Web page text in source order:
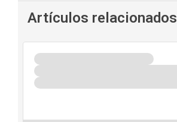
Artículos relacionados